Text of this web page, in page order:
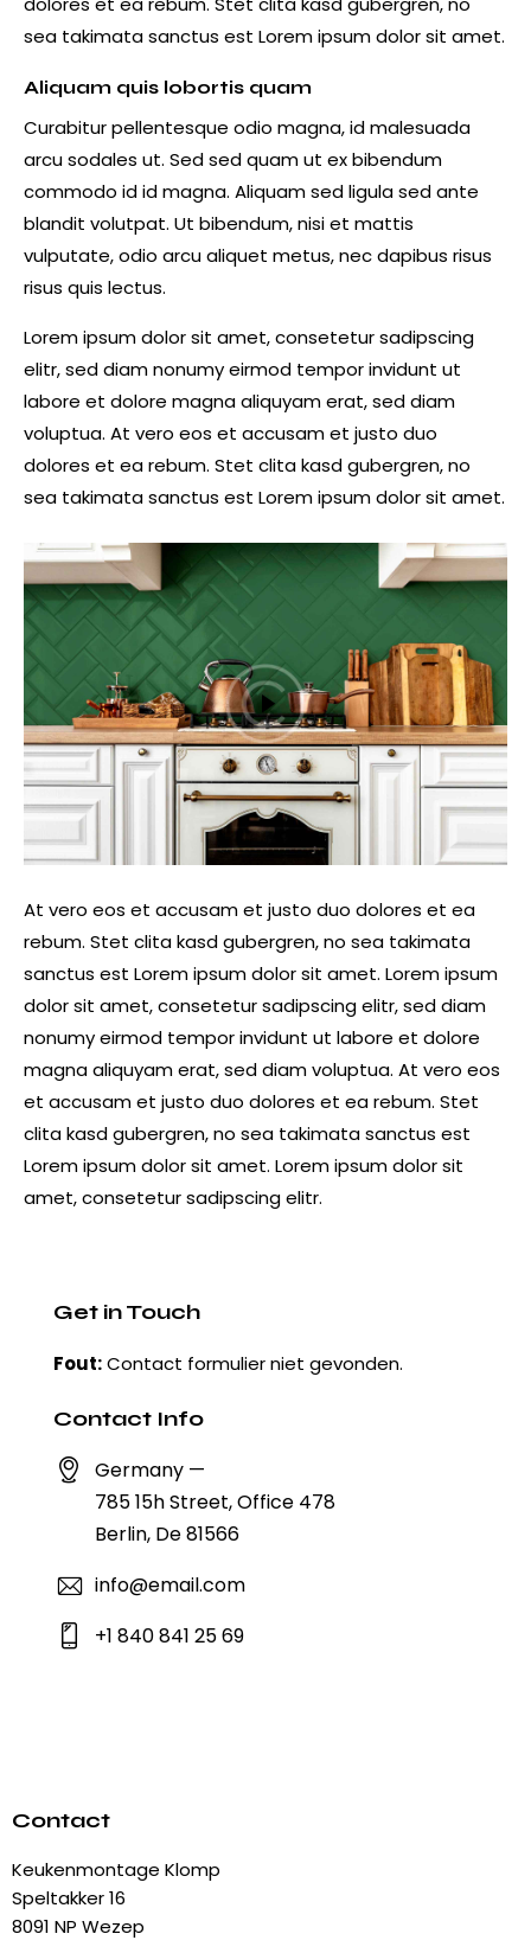
sea takimata sanctus est Lorem ipsum dolor sit amet.
Aliquam quis lobortis quam
Curabitur pellentesque odio magna, id malesuada
arcu sodales ut. Sed sed quam ut ex bibendum
commodo id id magna. Aliquam sed ligula sed ante
blandit volutpat. Ut bibendum, nisi et mattis
vulputate, odio arcu aliquet metus, nec dapibus risus
risus quis lectus.
Lorem ipsum dolor sit amet, consetetur sadipscing
elitr, sed diam nonumy eirmod tempor invidunt ut
labore et dolore magna aliquyam erat, sed diam
voluptua. At vero eos et accusam et justo duo
dolores et ea rebum. Stet clita kasd gubergren, no
sea takimata sanctus est Lorem ipsum dolor sit amet.
At vero eos et accusam et justo duo dolores et ea
rebum. Stet clita kasd gubergren, no sea takimata
sanctus est Lorem ipsum dolor sit amet. Lorem ipsum
dolor sit amet, consetetur sadipscing elitr, sed diam
nonumy eirmod tempor invidunt ut labore et dolore
magna aliquyam erat, sed diam voluptua. At vero eos
et accusam et justo duo dolores et ea rebum. Stet
clita kasd gubergren, no sea takimata sanctus est
Lorem ipsum dolor sit amet. Lorem ipsum dolor sit
amet, consetetur sadipscing elitr.
Get in Touch
Fout:Contact formulier niet gevonden.
Contact Info
Germany —
785 15h Street, Office 478
Berlin, De 81566
info@email.com
+1 840 841 25 69
Contact
Keukenmontage Klomp
Speltakker 16
8091 NP Wezep